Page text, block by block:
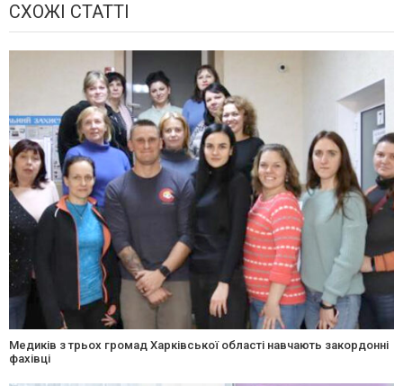
СХОЖІ СТАТТІ
Медиків з трьох громад Харківської області навчають закордонні
фахівці